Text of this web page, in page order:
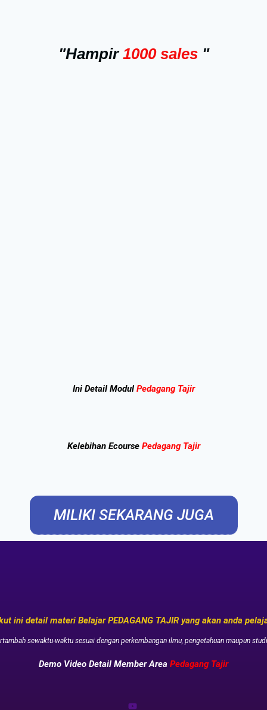
"Hampir1000 sales"
Ini Detail Modul Pedagang Tajir
Kelebihan Ecourse Pedagang Tajir
MILIKI SEKARANG JUGA
ini detail materi Belajar PEDAGANG TAJIR yang akan anda
sewaktu-waktu sesuai dengan perkembangan ilmu, pengetahuan maupun
Demo Video Detail Member Area Pedagang Tajir